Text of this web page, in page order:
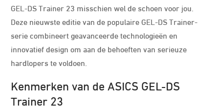
GEL-DS Trainer 23 misschien wel de schoen voor jou.
Deze nieuwste editie van de populaire GEL-DS Trainer-
serie combineert geavanceerde technologieën en
innovatief design om aan de behoeften van serieuze
hardlopers te voldoen.
Kenmerken van de ASICS GEL-DS
Trainer 23